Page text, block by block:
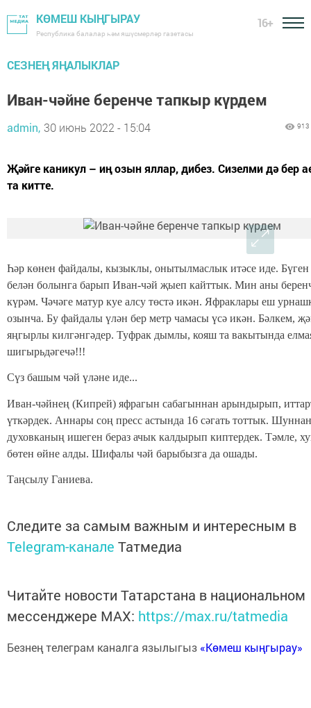
КӨМЕШ КЫҢГЫРАУ
Республика балалар һәм яшүсмерләр газетасы
16+
СЕЗНЕҢ ЯҢАЛЫКЛАР
Иван-чәйне беренче тапкыр күрдем
admin, 30 июнь 2022 - 15:04 913
Җәйге каникул – иң озын яллар, дибез. Сизелми дә бер
та китте.
Һәр көнен файдалы, кызыклы, онытылмаслык итәсе иде. Бүген
белән болынга барып Иван-чәй җыеп кайттык. Мин аны
күрәм. Чәчәге матур куе алсу төстә икән. Яфраклары еш
озынча. Бу файдалы үлән бер метр чамасы үсә икән. Бәлкем,
яңгырлы килгәнгәдер. Туфрак дымлы, кояш та вакытында
шигырьдәгечә!!!
Сүз башым чәй үләне иде...
Иван-чәйнең (Кипрей) яфрагын сабагыннан арындырып,
үткәрдек. Аннары соң пресс астында 16 сәгать тоттык.
духовканың ишеген бераз ачык калдырып киптердек. Тәмле,
бөтен өйне алды. Шифалы чәй барыбызга да ошады.
Таңсылу Ганиева.
Следите за самым важным и интересным в
Telegram-канале Татмедиа
Читайте новости Татарстана в национальном
мессенджере MАХ: https://max.ru/tatmedia
Безнең телеграм каналга язылыгыз «Көмеш кыңгырау»